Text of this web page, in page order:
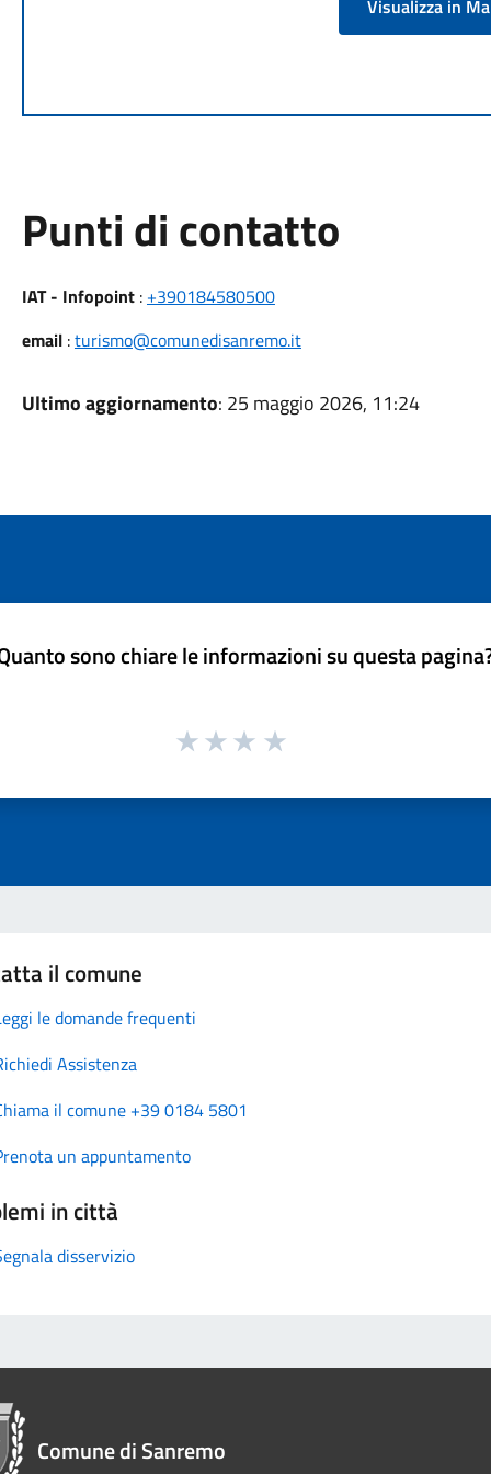
Visualizza in
Punti di contatto
IAT - Infopoint: +390184580500
email:turismo@comunedisanremo.it
Ultimo aggiornamento: 25 maggio 2026, 11:24
sono chiare le informazioni su questa
il comune
le domande frequenti
Assistenza
il comune +39 0184 5801
un appuntamento
in città
disservizio
Comune di Sanremo